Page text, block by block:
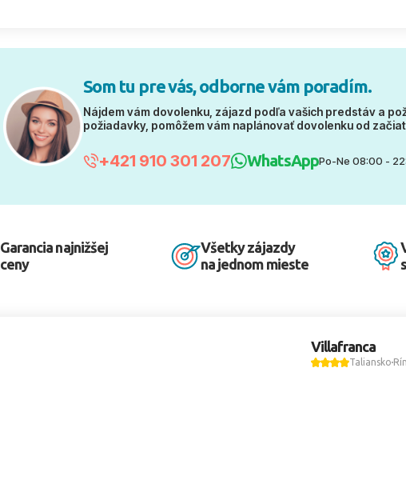
Som tu pre vás, odborne vám poradím.
Nájdem vám dovolenku, zájazd podľa vašich predstáv a
požiadavky, pomôžem vám naplánovať dovolenku od
+421 910 301 207 WhatsAppPo-Ne 08:00 -
Garancia najnižšej
ceny
Všetky zájazdy
na jednom mieste
Villafranca
Taliansko